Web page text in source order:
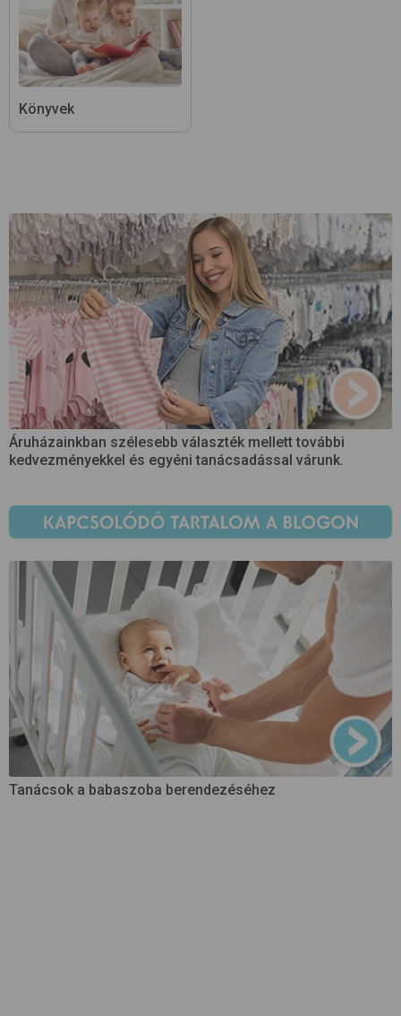
Könyvek
Áruházainkban szélesebb választék mellett további
kedvezményekkel és egyéni tanácsadással várunk.
Tanácsok a babaszoba berendezéséhez